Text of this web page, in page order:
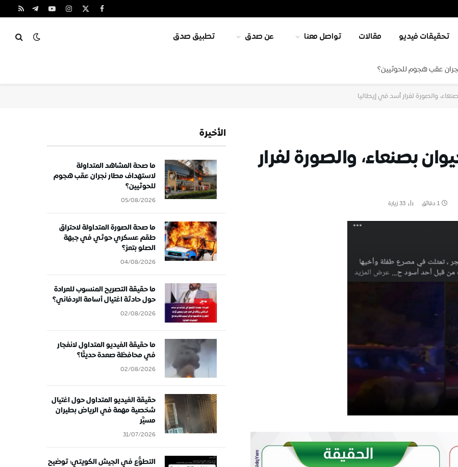
فيسبوك
X
الانستغراميوتيوبتيلقرامRSS
تحقيقات فيديو مقالات تواصل معنا عن صدق تطبيق صدق
عقب هجوم للحوثيين؟
والصورة لفرار أسد في إيطاليا
بصنعاء، والصورة لفرار
1 دقائق 33زيارة
الأخيرة
ما صحة المشاهد المتداولة
لاستهداف مطار نجران عقب هجوم
للحوثيين؟
05/08/2026
ما صحة الصورة المتداولة لاحتراق
طقم عسكري حوثي في جبهة
الصلو بتعز؟
04/08/2026
ما حقيقة التصريح المنسوب للعرادة
حول حادثة اغتيال أسامة الردفاني؟
02/08/2026
ما حقيقة الفيديو المتداول لانفجار
في محافظة صعدة حديثًا؟
02/08/2026
حقيقة الفيديو المتداول حول اغتيال
شخصية مهمة في الرياض بطيران
مسيَّر
31/07/2026
التطوُّع في الجيش الكويتي: توضيح